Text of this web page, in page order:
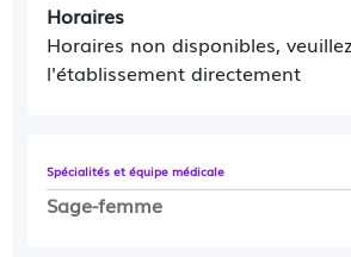
Horaires
Horaires non disponibles,
l'établissement directement
Spécialités et équipe médicale
Sage-femme